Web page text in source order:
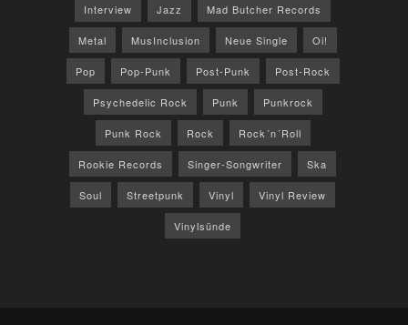
Interview Jazz Mad Butcher Records
Metal MusInclusion Neue Single Oi!
Pop Pop-Punk Post-Punk Post-Rock
Psychedelic Rock Punk Punkrock
Punk Rock Rock Rock´n´Roll
Rookie Records Singer-Songwriter Ska
Soul Streetpunk Vinyl Vinyl Review
Vinylsünde